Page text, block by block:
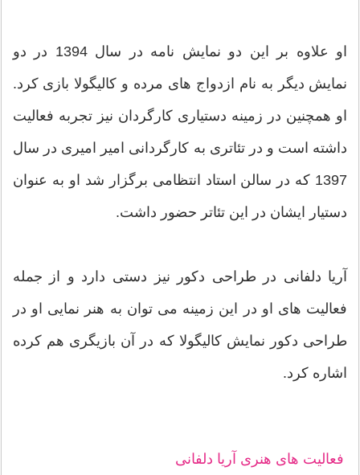
او علاوه بر این دو نمایش نامه در سال 1394 در دو
نمایش دیگر به نام ازدواج های مرده و کالیگولا بازی کرد.
او همچنین در زمینه دستیاری کارگردان نیز تجربه فعالیت
داشته است و در تئاتری به کارگردانی امیر امیری در سال
1397 که در سالن استاد انتظامی برگزار شد او به عنوان
دستیار ایشان در این تئاتر حضور داشت.
آریا دلفانی در طراحی دکور نیز دستی دارد و از جمله
فعالیت های او در این زمینه می توان به هنر نمایی او در
طراحی دکور نمایش کالیگولا که در آن بازیگری هم کرده
اشاره کرد.
فعالیت های هنری آریا دلفانی